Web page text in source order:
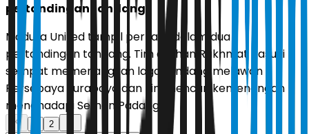
pertandingan tandang
Madura United tampil perkasa dalam dua
pertandingan tandang. Tim asuhan Rakhmat Basuki
sempat memenangkan laga tandang melawan
Persebaya Surabaya dan kini mencuri kemenangan
menghadapi Semen Padang.
2